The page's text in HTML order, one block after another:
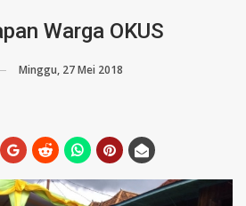
Warga OKUS
Minggu, 27 Mei 2018